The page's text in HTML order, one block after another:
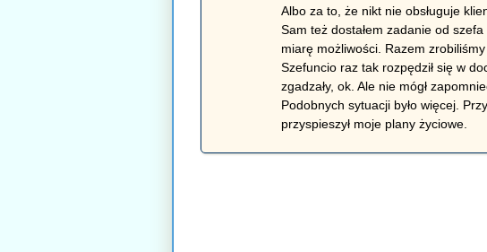
Albo za to, że nikt nie obsługuje
Sam też dostałem zadanie od
miarę możliwości. Razem
Szefuncio raz tak rozpędził się w
zgadzały, ok. Ale nie mógł
Podobnych sytuacji było więcej.
przyspieszył moje plany życiowe.